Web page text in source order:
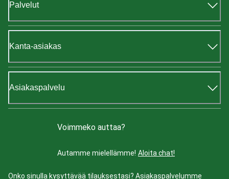
Palvelut
Kanta-asiakas
Asiakaspalvelu
Voimmeko auttaa?
Autamme mielellämme! Aloita chat!
Onko sinulla kysyttävää tilauksestasi? Asiakaspalvelumme